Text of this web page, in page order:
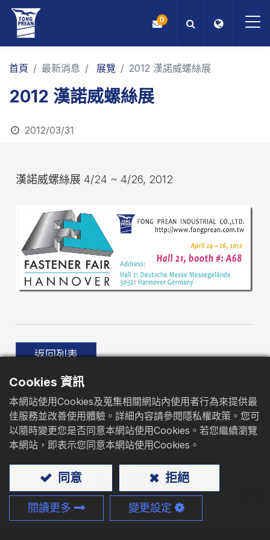
OEM/ODM
產品
應用
關於我們
最新消息
型錄下載
聯絡我們
0
首頁 最新消息 展覽 2012 漢諾威螺絲展
2012 漢諾威螺絲展
2012/03/31
漢諾威螺絲展 4/24 ~ 4/26, 2012
返回列表
閱讀下一篇
2012 杜拜五金工具展
Cookies 資訊
本網站使用Cookies及蒐集相關網站內使用者行為來提供最
佳服務並改善使用體驗。詳細內容請參閱隱私權政策。您可
以隨時變更您是否同意本網站使用Cookies。若您繼續瀏覽
本網站，即表示您同意本網站使用Cookies。
同意 拒絕
閱讀更多 變更設定